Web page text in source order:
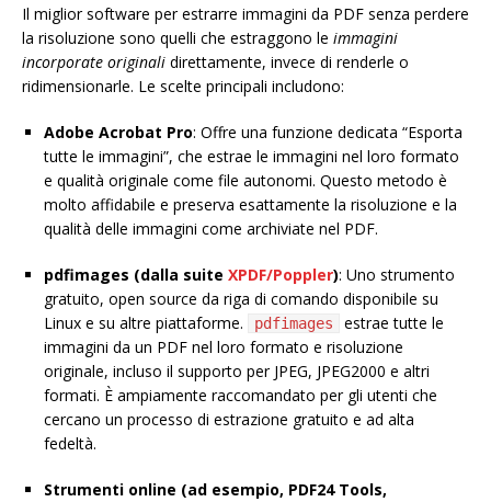
Il miglior software per estrarre immagini da PDF senza perdere
la risoluzione sono quelli che estraggono le immagini
incorporate originali direttamente, invece di renderle o
ridimensionarle. Le scelte principali includono:
Adobe Acrobat Pro: Offre una funzione dedicata “Esporta
tutte le immagini”, che estrae le immagini nel loro formato
e qualità originale come file autonomi. Questo metodo è
molto affidabile e preserva esattamente la risoluzione e la
qualità delle immagini come archiviate nel PDF.
pdfimages (dalla suite XPDF/Poppler): Uno strumento
gratuito, open source da riga di comando disponibile su
Linux e su altre piattaforme.
pdfimages
estrae tutte le
immagini da un PDF nel loro formato e risoluzione
originale, incluso il supporto per JPEG, JPEG2000 e altri
formati. È ampiamente raccomandato per gli utenti che
cercano un processo di estrazione gratuito e ad alta
fedeltà.
Strumenti online (ad esempio, PDF24 Tools,